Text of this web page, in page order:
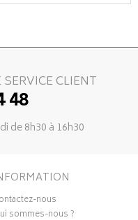
CLIENT
48
de 8h30 à 16h30
nous
sommes-nous ?